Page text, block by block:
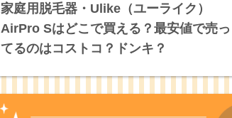
家庭用脱毛器・Ulike（ユーライク）
AirPro Sはどこで買える？最安値で売っ
てるのはコストコ？ドンキ？